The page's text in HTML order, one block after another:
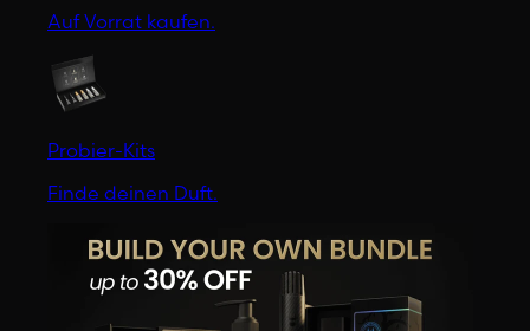
Auf Vorrat kaufen.
Probier-Kits
Finde deinen Duft.